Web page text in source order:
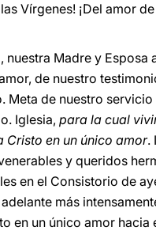
Vírgenes! ¡Del amor
nuestra Madre y Esposa
de nuestro
Meta de nuestro servicio
Iglesia, para la cual
Cristo en un único amor.
y queridos
en el Consistorio de
más
en un único amor hacia